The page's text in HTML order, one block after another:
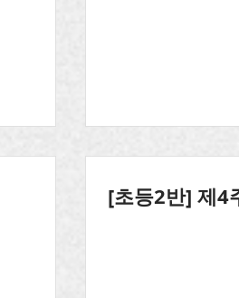
[초등2반] 제4